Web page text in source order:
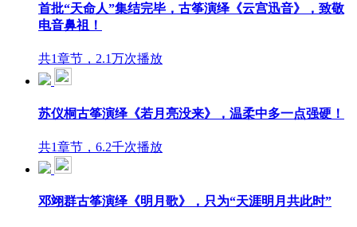
首批“天命人”集结完毕，古筝演绎《云宫迅音》，致敬
电音鼻祖！
共1章节，2.1万次播放
苏仪桐古筝演绎《若月亮没来》，温柔中多一点强硬！
共1章节，6.2千次播放
邓翊群古筝演绎《明月歌》，只为“天涯明月共此时”